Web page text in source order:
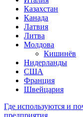
Казахстан
Канада
Латвия
Литва
Молдова
Кишинёв
Нидерланды
США
Франция
Швейцария
Где используются и
предприятия